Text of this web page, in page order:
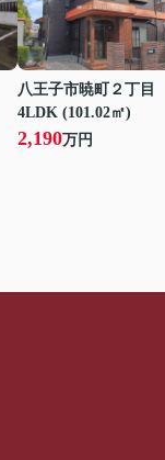
八王子市暁町２丁目
4LDK (101.02㎡)
2,190万円